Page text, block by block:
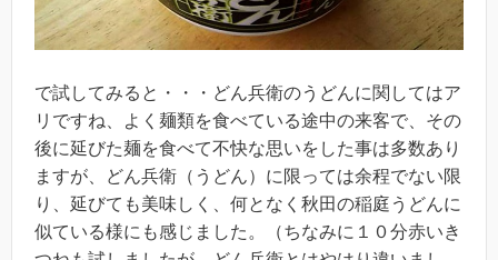
で試してみると・・・どん兵衛のうどんに関してはア
リですね、よく麺類を食べている途中の来客で、その
後に延びた麺を食べて不快な思いをした事は多数あり
ますが、どん兵衛（うどん）に限っては余程でない限
り、延びても美味しく、何となく秋田の稲庭うどんに
似ている様にも感じました。（ちなみに１０分赤いき